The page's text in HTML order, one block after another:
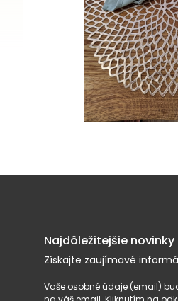
Najdôležitejšie
Získajte zaujímavé
Vaše osobné údaje (email)